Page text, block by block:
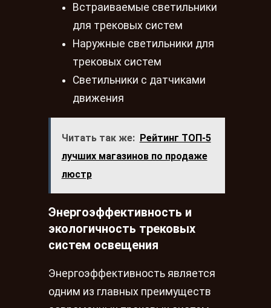
Встраиваемые светильники
для трековых систем
Наружные светильники для
трековых систем
Светильники с датчиками
движения
Читать так же: Рейтинг ТОП-5
лучших магазинов по продаже
люстр
Энергоэффективность и
экологичность трековых
систем освещения
Энергоэффективность является
одним из главных преимуществ